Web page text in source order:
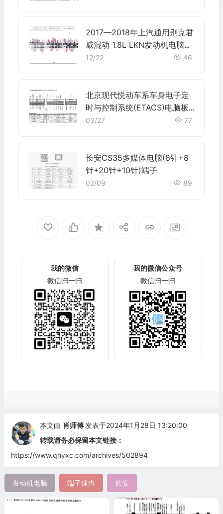
2017—2018年上汽通用别克君
威混动 1.8L LKN发动机电脑端
子
12/22 46
北京现代悦动车系车身电子定
时与控制系统(ETACS)电脑板
20+16+12针端子
03/27 77
长安CS35多媒体电脑(8针+8
针+20针+10针)端子
02/09 89
我的微信
微信扫一扫
我的微信公众号
微信扫一扫
本文由 肖师傅 发表于2024年1月28日 13:20:00
转载请务必保留本文链接：
https://www.qhyxc.com/archives/502894
发动机电脑 端子速查 长安